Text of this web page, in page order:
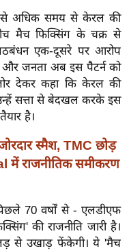
से अधिक समय से केरल की
मैच फिक्सिंग के चक्र से
गठबंधन एक-दूसरे पर आरोप
और जनता अब इस पैटर्न को
देकर कहा कि केरल की
सत्ता से बेदखल करके इस
है।
स्मैश, TMC छोड़
में राजनीतिक समीकरण
70 वर्षों से - एलडीएफ
की राजनीति जारी है।
से उखाड़ फेंकेगी। ये 'मैच